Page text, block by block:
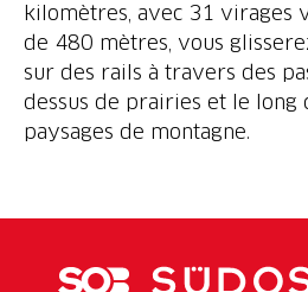
kilomètres, avec 31 virages
de 480 mètres, vous
sur des rails à travers des
dessus de prairies et le long